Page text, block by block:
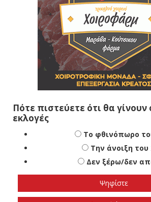
Πότε πιστεύετε ότι θα γίνουν
εκλογές
Το φθινόπωρο
Την άνοιξη του